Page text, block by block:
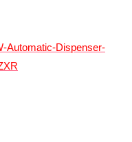
Automatic-Dispenser-